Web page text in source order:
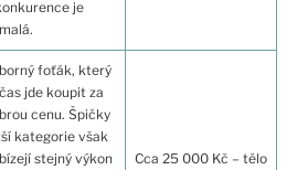
je
foťák, který
jde koupit za
cenu. Špičky
kategorie však
stejný výkon
Cca 25 000 Kč – tělo